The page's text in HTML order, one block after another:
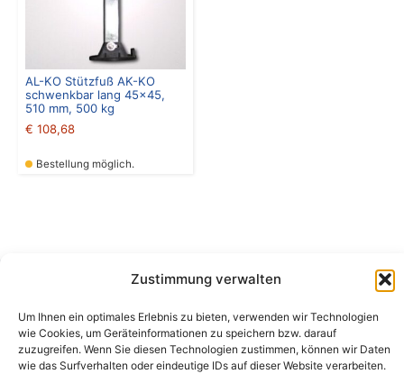
Zustimmung verwalten
Um Ihnen ein optimales Erlebnis zu bieten, verwenden wir Technologien
wie Cookies, um Geräteinformationen zu speichern bzw. darauf
zuzugreifen. Wenn Sie diesen Technologien zustimmen, können wir Daten
wie das Surfverhalten oder eindeutige IDs auf dieser Website verarbeiten.
AL-KO Stützfuß AK-KO
schwenkbar lang 45×45,
510 mm, 500 kg
€ 108,68
Bestellung möglich.
Peter-Leardi-Weg 4, 8054 Graz
Steiermark / Österreich​
info@campingbergler.at​